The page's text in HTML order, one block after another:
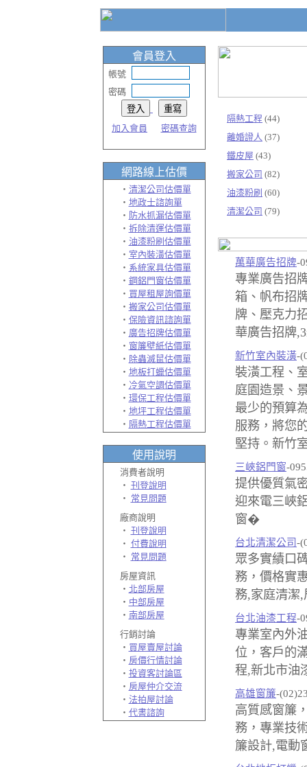
會員登入
帳號
密碼
加入會員 密碼查詢
網路線上估價
‧ 清潔公司估價單
‧ 地政士諮詢單
‧ 防水抓漏估價單
‧ 拆除清運估價單
‧ 油漆粉刷估價單
‧ 室內裝潢估價單
‧ 系統家具估價單
‧ 鋼鋁門窗估價單
‧ 買屋租屋詢價單
‧ 搬家公司估價單
‧ 保險資訊諮詢單
‧ 廣告招牌估價單
‧ 窗簾壁紙估價單
‧ 除蟲滅鼠估價單
‧ 地板打蠟估價單
‧ 冷氣空調估價單
‧ 環保工程估價單
‧ 地坪工程估價單
‧ 隔熱工程估價單
使用說明
消費者說明
‧ 刊登說明
‧ 常見問題
廠商說明
‧ 刊登說明
‧ 付費說明
‧ 常見問題
房屋資訊
‧ 北部房屋
‧ 中部房屋
‧ 南部房屋
行銷討論
‧ 買屋賣屋討論
‧ 房價行情討論
‧ 投資客討論區
‧ 房屋仲介交流
‧ 法拍屋討論
‧ 代書諮詢
隔熱工程 (44)
離婚證人 (37)
鐵皮屋 (43)
搬家公司 (82)
油漆粉刷 (60)
清潔公司 (79)
萬華廣告招牌-
專業廣告招
箱、帆布招
牌、壓克力
華廣告招牌
新竹室內裝潢-
裝潢工程、
庭園造景、
最少的預算
服務，將您
堅持。新竹
三峽鋁門窗-
提供優質氣
迎來電三峽
窗�
台北清潔公司 -
眾多實績口
務，價格實
務,家庭清潔
台北油漆工程-
專業室內外
位，客戶的
程,新北市油
高雄窗簾-
高質感窗簾
務，專業技
簾設計,電動